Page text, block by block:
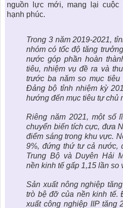
nguồn lực mới, mang lại cuộc
hạnh phúc.
Trong 3 năm 2019-2021,
nhóm có tốc độ tăng
nước góp phần hoàn
tiêu, nhiệm vụ đề ra và
trước ba năm so mục
Đảng bộ tỉnh nhiệm kỳ
hướng đến mục tiêu tự chủ
Riêng năm 2021, một số
chuyển biến tích cực, đưa
điểm sáng trong khu vực.
9%, đứng thứ tư cả nước,
Trung Bộ và Duyên Hải
nền kinh tế gấp 1,15 lần so
Sản xuất nông nghiệp
trò bệ đỡ của nền kinh tế.
xuất công nghiệp IIP tăng